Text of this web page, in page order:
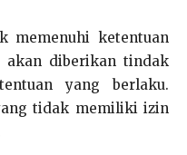
memenuhi ketentuan
akan diberikan tindak
yang berlaku.
tidak memiliki izin